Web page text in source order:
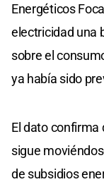
Energéticos
electricidad una
sobre el
ya había sido
El dato
sigue
de subsidios